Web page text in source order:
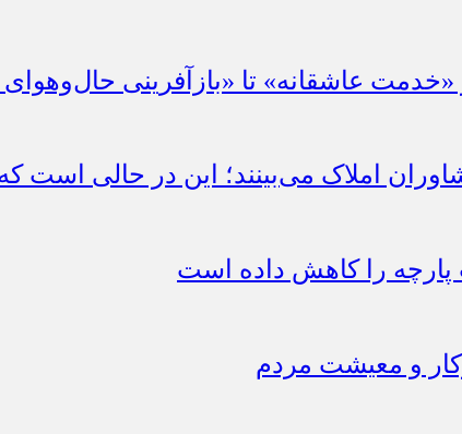
عاشقانه» تا «بازآفرینی حال‌وهوای
املاک می‌بینند؛ این در حالی است
را کاهش داده است
و معیشت مردم